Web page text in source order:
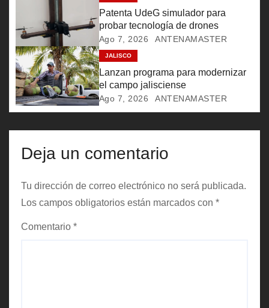
e
n
t
r
d
a
Patenta UdeG simulador para
probar tecnología de drones
Ago 7, 2026 ANTENAMASTER
JALISCO
Lanzan programa para modernizar
el campo jalisciense
Ago 7, 2026 ANTENAMASTER
Deja un comentario
Tu dirección de correo electrónico no será publicada.
Los campos obligatorios están marcados con *
Comentario *